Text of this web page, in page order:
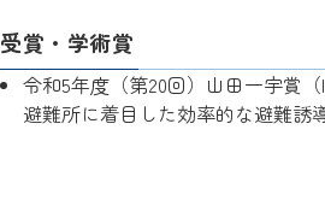
受賞・学術賞
令和5年度（第20回）山田一宇賞
避難所に着目した効率的な避難誘